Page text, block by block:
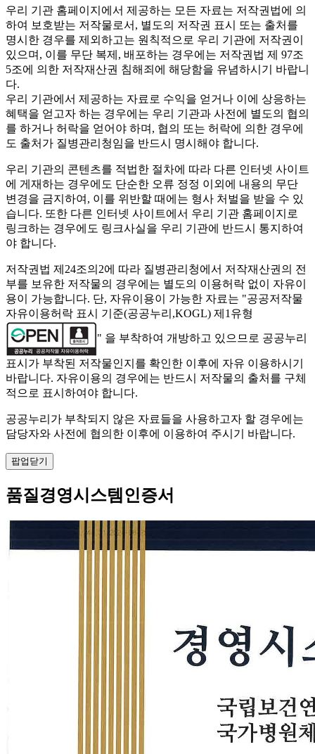
우리 기관 홈페이지에서 제공하는 모든 자료는 저작권법에 의
하여 보호받는 저작물로서, 별도의 저작권 표시 또는 출처를
명시한 경우를 제외하고는 원칙적으로 우리 기관에 저작권이
있으며, 이를 무단 복제, 배포하는 경우에는 저작권법 제 97조
5조에 의한 저작재산권 침해죄에 해당함을 유념하시기 바랍니
다.
우리 기관에서 제공하는 자료로 수익을 얻거나 이에 상응하는
혜택을 얻고자 하는 경우에는 우리 기관과 사전에 별도의 협의
를 하거나 허락을 얻어야 하며, 협의 또는 허락에 의한 경우에
도 출처가 질병관리청임을 반드시 명시해야 합니다.
우리 기관의 콘텐츠를 적법한 절차에 따라 다른 인터넷 사이트
에 게재하는 경우에도 단순한 오류 정정 이외에 내용의 무단
변경을 금지하여, 이를 위반할 때에는 형사 처벌을 받을 수 있
습니다. 또한 다른 인터넷 사이트에서 우리 기관 홈페이지로
링크하는 경우에도 링크사실을 우리 기관에 반드시 통지하여
야 합니다.
저작권법 제24조의2에 따라 질병관리청에서 저작재산권의 전
부를 보유한 저작물의 경우에는 별도의 이용허락 없이 자유이
용이 가능합니다. 단, 자유이용이 가능한 자료는 "공공저작물
자유이용허락 표시 기준(공공누리,KOGL) 제1유형
" 을 부착하여 개방하고 있으므로 공공누리
표시가 부착된 저작물인지를 확인한 이후에 자유 이용하시기
바랍니다. 자유이용의 경우에는 반드시 저작물의 출처를 구체
적으로 표시하여야 합니다.
공공누리가 부착되지 않은 자료들을 사용하고자 할 경우에는
담당자와 사전에 협의한 이후에 이용하여 주시기 바랍니다.
팝업닫기
품질경영시스템인증서